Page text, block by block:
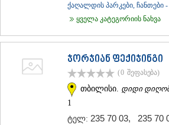
ქაღალდის პარკები, ჩანთები
ყველა კატეგორიის ნახვა
ჯორჯიან ფექიჯინგი
(0 შეფასება)
თბილისი. დიდი
1
ტელ: 235 70 03, 235 70